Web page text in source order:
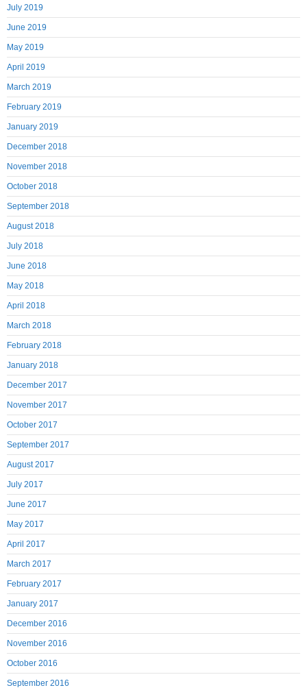
July 2019
June 2019
May 2019
April 2019
March 2019
February 2019
January 2019
December 2018
November 2018
October 2018
September 2018
August 2018
July 2018
June 2018
May 2018
April 2018
March 2018
February 2018
January 2018
December 2017
November 2017
October 2017
September 2017
August 2017
July 2017
June 2017
May 2017
April 2017
March 2017
February 2017
January 2017
December 2016
November 2016
October 2016
September 2016